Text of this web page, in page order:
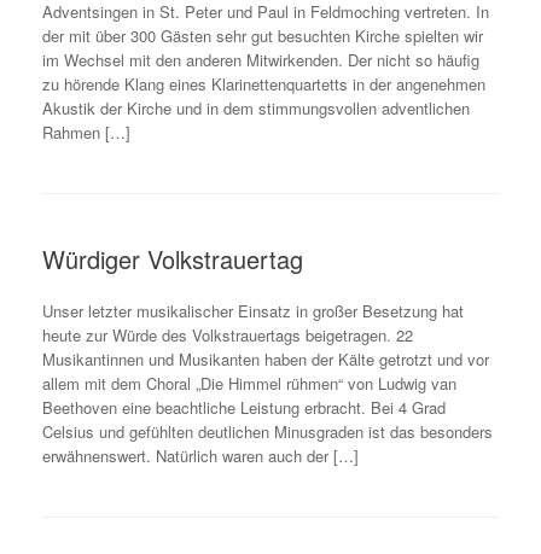
Adventsingen in St. Peter und Paul in Feldmoching vertreten. In
der mit über 300 Gästen sehr gut besuchten Kirche spielten wir
im Wechsel mit den anderen Mitwirkenden. Der nicht so häufig
zu hörende Klang eines Klarinettenquartetts in der angenehmen
Akustik der Kirche und in dem stimmungsvollen adventlichen
Rahmen […]
Würdiger Volkstrauertag
Unser letzter musikalischer Einsatz in großer Besetzung hat
heute zur Würde des Volkstrauertags beigetragen. 22
Musikantinnen und Musikanten haben der Kälte getrotzt und vor
allem mit dem Choral „Die Himmel rühmen“ von Ludwig van
Beethoven eine beachtliche Leistung erbracht. Bei 4 Grad
Celsius und gefühlten deutlichen Minusgraden ist das besonders
erwähnenswert. Natürlich waren auch der […]